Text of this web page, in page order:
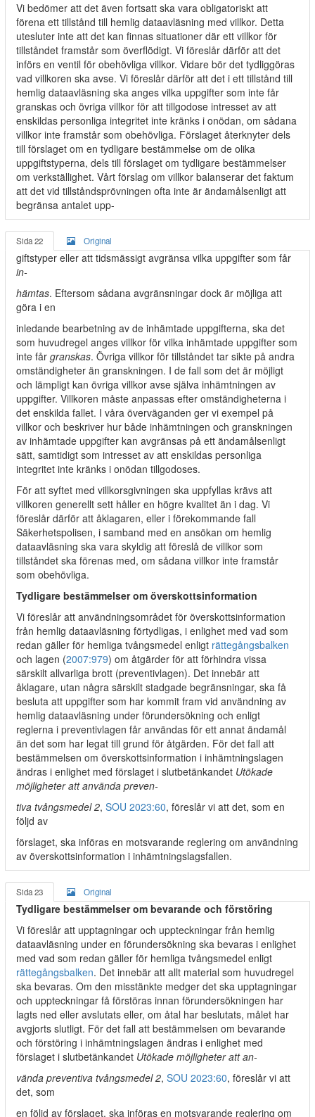
Vi bedömer att det även fortsatt ska vara obligatoriskt att
förena ett tillstånd till hemlig dataavläsning med villkor. Detta
utesluter inte att det kan finnas situationer där ett villkor för
tillståndet framstår som överflödigt. Vi föreslår därför att det
införs en ventil för obehövliga villkor. Vidare bör det tydliggöras
vad villkoren ska avse. Vi föreslår därför att det i ett tillstånd till
hemlig dataavläsning ska anges vilka uppgifter som inte får
granskas och övriga villkor för att tillgodose intresset av att
enskildas personliga integritet inte kränks i onödan, om sådana
villkor inte framstår som obehövliga. Förslaget återknyter dels
till förslaget om en tydligare bestämmelse om de olika
uppgiftstyperna, dels till förslaget om tydligare bestämmelser
om verkställighet. Vårt förslag om villkor balanserar det faktum
att det vid tillståndsprövningen ofta inte är ändamålsenligt att
begränsa antalet upp-
Sida 22 Original
giftstyper eller att tidsmässigt avgränsa vilka uppgifter som får
in-
hämtas. Eftersom sådana avgränsningar dock är möjliga att
göra i en
inledande bearbetning av de inhämtade uppgifterna, ska det
som huvudregel anges villkor för vilka inhämtade uppgifter som
inte får granskas. Övriga villkor för tillståndet tar sikte på andra
omständigheter än granskningen. I de fall som det är möjligt
och lämpligt kan övriga villkor avse själva inhämtningen av
uppgifter. Villkoren måste anpassas efter omständigheterna i
det enskilda fallet. I våra överväganden ger vi exempel på
villkor och beskriver hur både inhämtningen och granskningen
av inhämtade uppgifter kan avgränsas på ett ändamålsenligt
sätt, samtidigt som intresset av att enskildas personliga
integritet inte kränks i onödan tillgodoses.
För att syftet med villkorsgivningen ska uppfyllas krävs att
villkoren generellt sett håller en högre kvalitet än i dag. Vi
föreslår därför att åklagaren, eller i förekommande fall
Säkerhetspolisen, i samband med en ansökan om hemlig
dataavläsning ska vara skyldig att föreslå de villkor som
tillståndet ska förenas med, om sådana villkor inte framstår
som obehövliga.
Tydligare bestämmelser om överskottsinformation
Vi föreslår att användningsområdet för överskottsinformation
från hemlig dataavläsning förtydligas, i enlighet med vad som
redan gäller för hemliga tvångsmedel enligt rättegångsbalken
och lagen (2007:979) om åtgärder för att förhindra vissa
särskilt allvarliga brott (preventivlagen). Det innebär att
åklagare, utan några särskilt stadgade begränsningar, ska få
besluta att uppgifter som har kommit fram vid användning av
hemlig dataavläsning under förundersökning och enligt
reglerna i preventivlagen får användas för ett annat ändamål
än det som har legat till grund för åtgärden. För det fall att
bestämmelsen om överskottsinformation i inhämtningslagen
ändras i enlighet med förslaget i slutbetänkandet Utökade
möjligheter att använda preven-
tiva tvångsmedel 2, SOU 2023:60, föreslår vi att det, som en
följd av
förslaget, ska införas en motsvarande reglering om användning
av överskottsinformation i inhämtningslagsfallen.
Sida 23 Original
Tydligare bestämmelser om bevarande och förstöring
Vi föreslår att upptagningar och uppteckningar från hemlig
dataavläsning under en förundersökning ska bevaras i enlighet
med vad som redan gäller för hemliga tvångsmedel enligt
rättegångsbalken. Det innebär att allt material som huvudregel
ska bevaras. Om den misstänkte medger det ska upptagningar
och uppteckningar få förstöras innan förundersökningen har
lagts ned eller avslutats eller, om åtal har beslutats, målet har
avgjorts slutligt. För det fall att bestämmelsen om bevarande
och förstöring i inhämtningslagen ändras i enlighet med
förslaget i slutbetänkandet Utökade möjligheter att an-
vända preventiva tvångsmedel 2, SOU 2023:60, föreslår vi att
det, som
en följd av förslaget, ska införas en motsvarande reglering om